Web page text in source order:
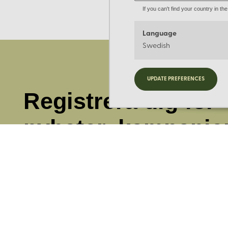
If you can't find your country in
Language
Swedish
UPDATE PREFERENCES
Registrera dig för
nyheter,